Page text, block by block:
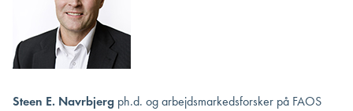
Steen E. Navrbjerg ph.d. og arbejdsmarkedsforsker på FAOS